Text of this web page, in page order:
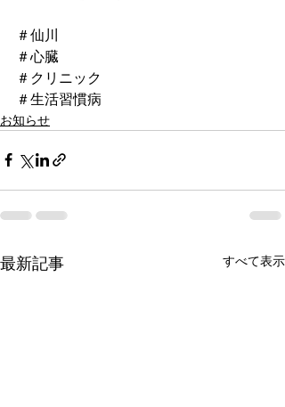
＃仙川
＃心臓
＃クリニック
＃生活習慣病
お知らせ
最新記事 すべて表示